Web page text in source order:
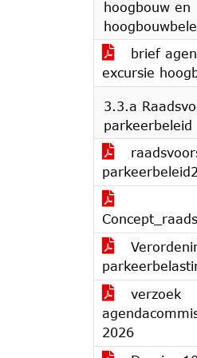
hoogbouw en
brief
excursie
3.3.a
parkeerbeleid
verzoek
2026